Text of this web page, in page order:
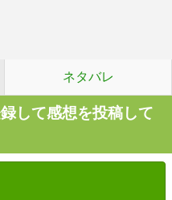
ネタバレ
して感想を投稿して